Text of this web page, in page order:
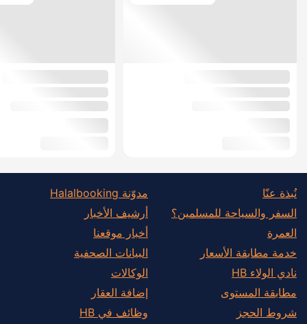
نُبذة عنّا
السفر والسياحة للمسلمين؟
العمرة
خدمة مطابقة الأسعار
نادي الولاء HB
مطابقة المستوى
شروط الحجز
مدوّنة Halalbooking
أرشيف الأخبار
أخبار موقعنا
البيانات الصحفية
الوكالات
إضافة العقار
وظائف في HB